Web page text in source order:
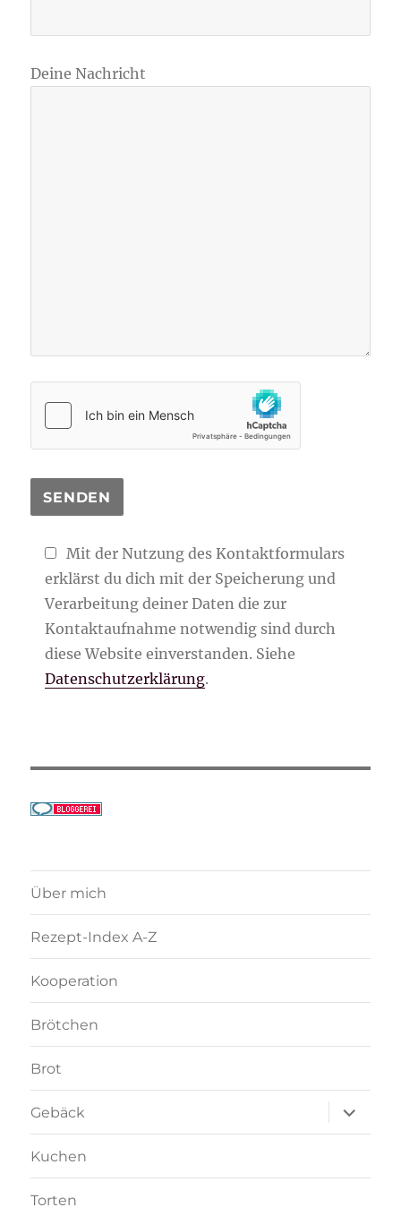
Deine Nachricht
Mit der Nutzung des Kontaktformulars
erklärst du dich mit der Speicherung und
Verarbeitung deiner Daten die zur
Kontaktaufnahme notwendig sind durch
diese Website einverstanden. Siehe
Datenschutzerklärung.
Über mich
Rezept-Index A-Z
Kooperation
Brötchen
Brot
Gebäck
anzeigen
Kuchen
Torten